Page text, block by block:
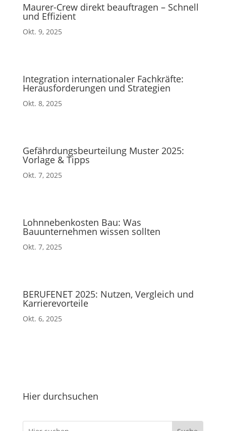
Maurer-Crew direkt beauftragen – Schnell
und Effizient
Okt. 9, 2025
Integration internationaler Fachkräfte:
Herausforderungen und Strategien
Okt. 8, 2025
Gefährdungsbeurteilung Muster 2025:
Vorlage & Tipps
Okt. 7, 2025
Lohnnebenkosten Bau: Was
Bauunternehmen wissen sollten
Okt. 7, 2025
BERUFENET 2025: Nutzen, Vergleich und
Karrierevorteile
Okt. 6, 2025
Hier durchsuchen